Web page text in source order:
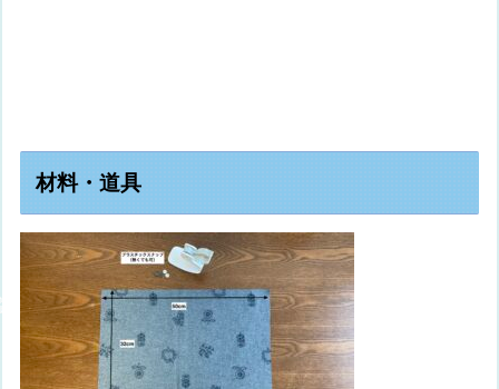
材料・道具